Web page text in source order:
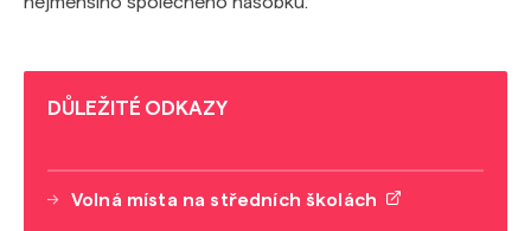
DŮLEŽITÉ ODKAZY
Volná místa na středních školách